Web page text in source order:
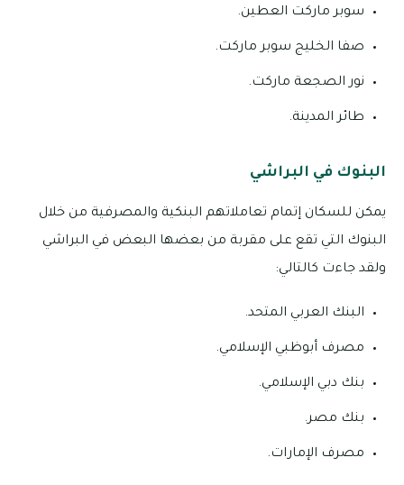
سوبر ماركت العطين.
صفا الخليج سوبر ماركت.
نور الصجعة ماركت.
طائر المدينة.
البنوك في البراشي
يمكن للسكان إتمام تعاملاتهم البنكية والمصرفية من خلال
البنوك التي تقع على مقربة من بعضها البعض في البراشي
ولقد جاءت كالتالي:
البنك العربي المتحد.
مصرف أبوظبي الإسلامي.
بنك دبي الإسلامي.
بنك مصر.
مصرف الإمارات.